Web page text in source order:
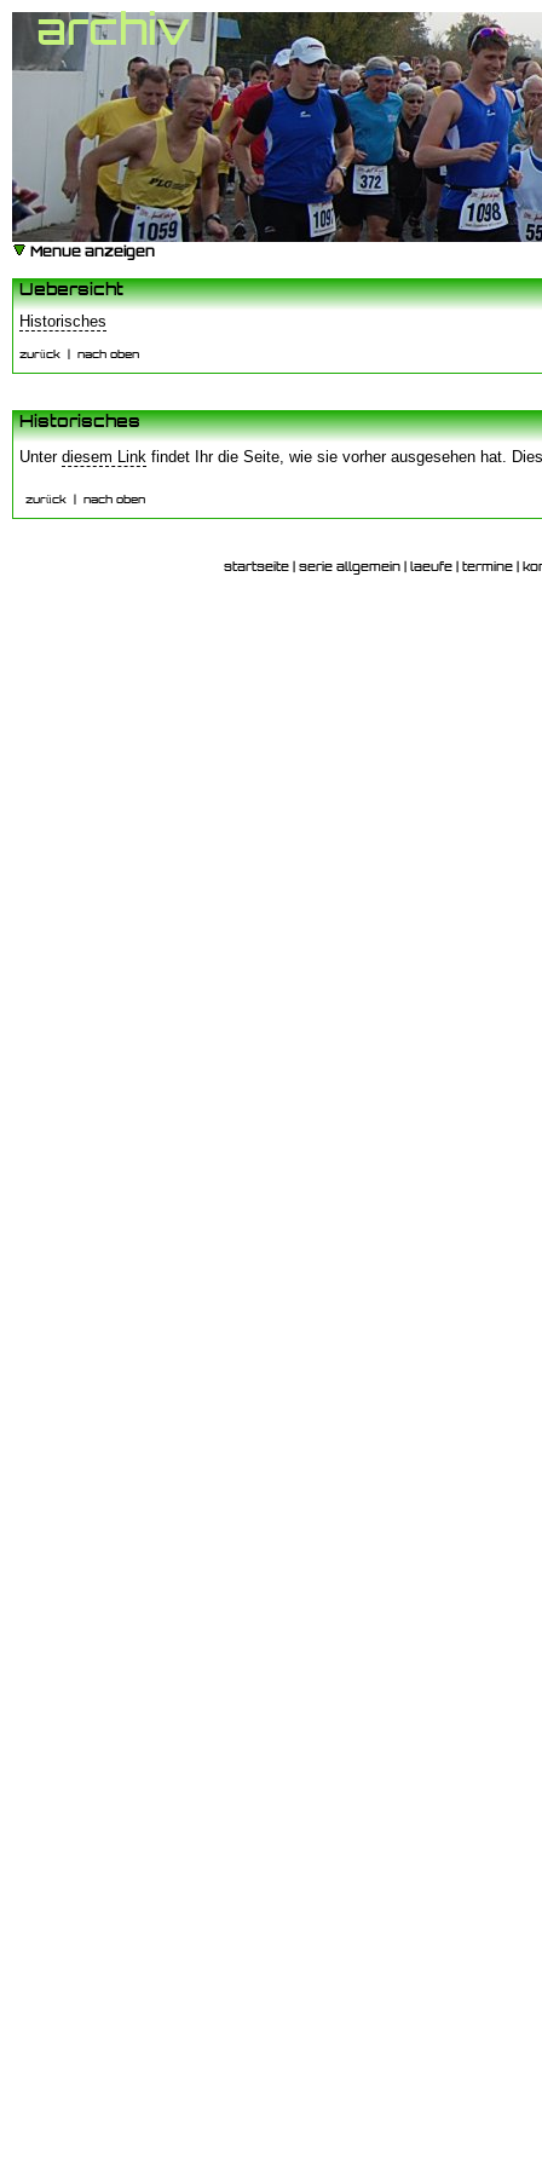
archiv
Menue anzeigen
Uebersicht
Historisches
zurück nach oben
Historisches
Unter diesem Link findet Ihr die Seite, wie sie vorher ausgesehen hat.
zurück nach oben
startseite serie allgemein laeufe termine